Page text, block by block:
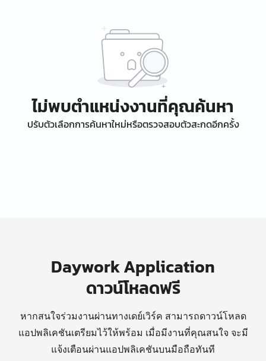
ไม่พบตำแหน่งงานที่คุณค้นหา
ปรับตัวเลือกการค้นหาใหม่หรือตรวจสอบตัวสะกดอีกครั้ง
Daywork Application
ดาวน์โหลดฟรี
หากสนใจร่วมงานผ่านทางเดย์เวิร์ค สามารถดาวน์โหลด
แอปพลิเคชันเตรียมไว้ให้พร้อม เมื่อมีงานที่คุณสนใจ จะมี
แจ้งเตือนผ่านแอปพลิเคชันบนมือถือทันที